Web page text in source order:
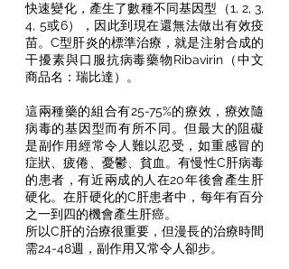
快速變化，產生了數種不同基因型（1, 2, 3,
4, 5或6），因此到現在還無法做出有效疫
苗。C型肝炎的標準治療，就是注射合成的
干擾素與口服抗病毒藥物Ribavirin（中文
商品名：瑞比達）。
這兩種藥的組合有25-75%的療效，療效隨
病毒的基因型而有所不同。但最大的阻礙
是副作用經常令人難以忍受，如重感冒的
症狀、疲倦、憂鬱、貧血。有慢性C肝病毒
的患者，有近兩成的人在20年後會產生肝
硬化。在肝硬化的C肝患者中，每年有百分
之一到四的機會產生肝癌。
所以C肝的治療很重要，但漫長的治療時間
需24-48週，副作用又常令人卻步。